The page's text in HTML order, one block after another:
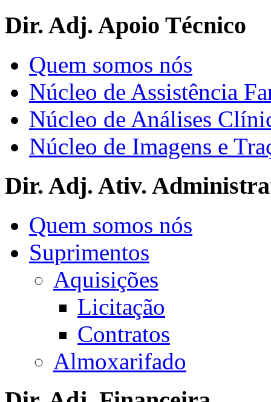
Dir. Adj. Apoio Técnico
Quem somos nós
Núcleo de Assistência
Núcleo de Análises
Núcleo de Imagens e
Dir. Adj. Ativ.
Quem somos nós
Suprimentos
Aquisições
Licitação
Contratos
Almoxarifado